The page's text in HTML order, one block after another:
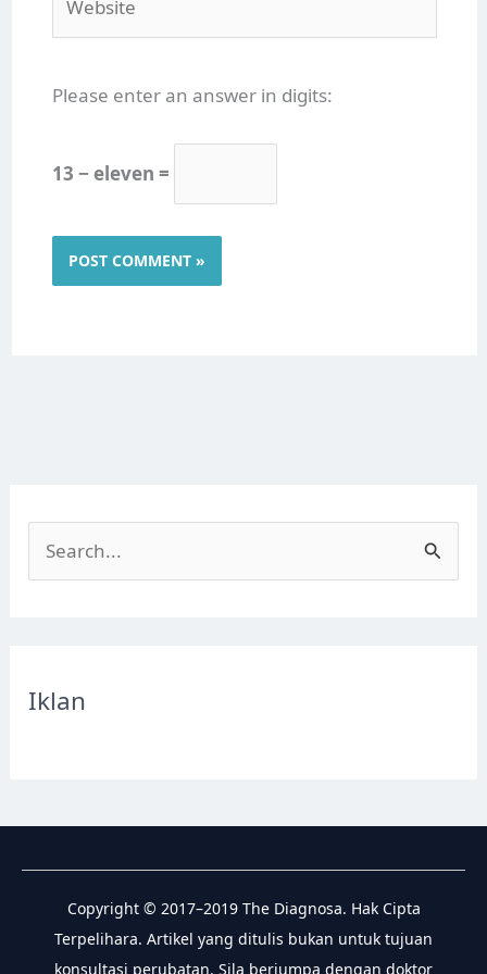
Please enter an answer in digits:
13 − eleven =
e
c
r
:
Iklan
Copyright © 2017–2019 The Diagnosa. Hak Cipta
Terpelihara. Artikel yang ditulis bukan untuk tujuan
konsultasi perubatan. Sila berjumpa dengan doktor